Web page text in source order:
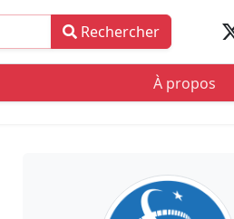
Rechercher
À propos